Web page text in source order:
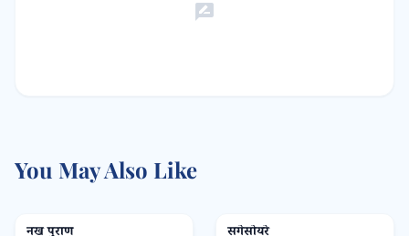
rate_review
You May Also Like
Mouj Prakashan Gruh